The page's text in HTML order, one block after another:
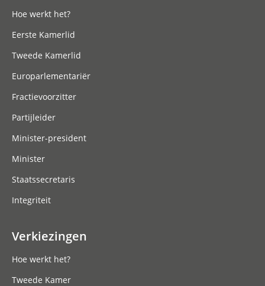
Hoe werkt het?
Eerste Kamerlid
Tweede Kamerlid
Europarlementariër
Fractievoorzitter
Partijleider
Minister-president
Minister
Staatssecretaris
Integriteit
Verkiezingen
Hoe werkt het?
Tweede Kamer